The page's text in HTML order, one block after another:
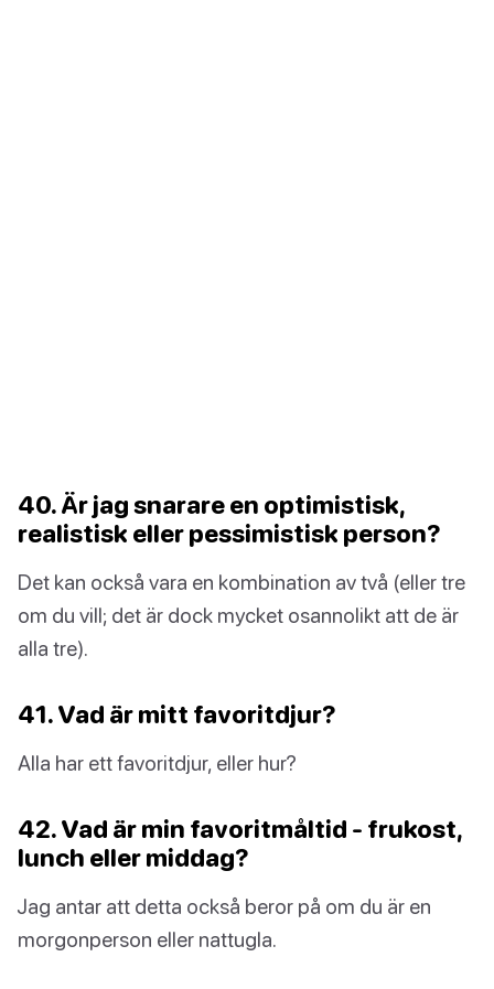
40. Är jag snarare en optimistisk,
realistisk eller pessimistisk person?
Det kan också vara en kombination av två (eller tre
om du vill; det är dock mycket osannolikt att de är
alla tre).
41. Vad är mitt favoritdjur?
Alla har ett favoritdjur, eller hur?
42. Vad är min favoritmåltid - frukost,
lunch eller middag?
Jag antar att detta också beror på om du är en
morgonperson eller nattugla.